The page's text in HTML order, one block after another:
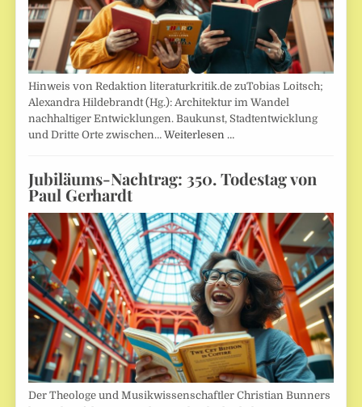
Hinweis von Redaktion literaturkritik.de zuTobias Loitsch;
Alexandra Hildebrandt (Hg.): Architektur im Wandel
nachhaltiger Entwicklungen. Baukunst, Stadtentwicklung
und Dritte Orte zwischen…Weiterlesen …
Jubiläums-Nachtrag: 350. Todestag von
Paul Gerhardt
Der Theologe und Musikwissenschaftler Christian Bunners